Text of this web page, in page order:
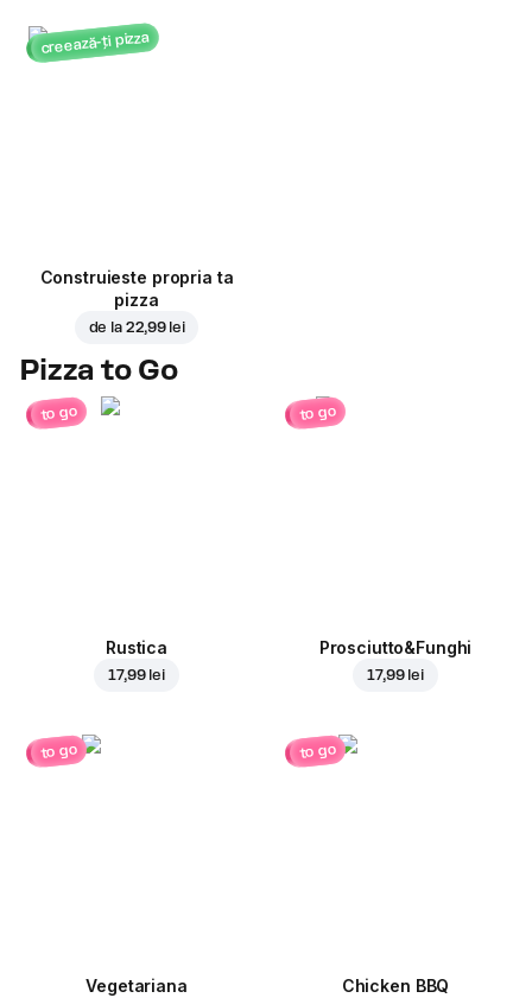
creează-ți pizza
Construieste propria ta
pizza
de la 22,99 lei
Pizza to Go
to go
Rustica
17,99 lei
to go
Prosciutto&Funghi
17,99 lei
to go
Vegetariana
to go
Chicken BBQ